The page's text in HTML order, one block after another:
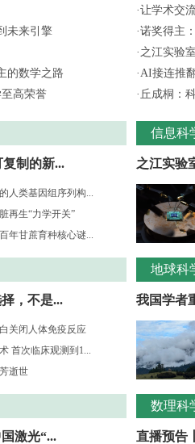
未来引擎
的数学之路
高荣誉
制的新...
人类基因组序列构...
再生“力学开关”
年甘蔗育种核心谜...
，不是...
关闭人体免疫反应
首次临床观测到1...
逝世
激光“...
·让学术交
·诺奖得主
· 之江实验
·AI接连推
· 丘成桐：
信息科
之江实验
地球科
我国学者
数理科
直播预告